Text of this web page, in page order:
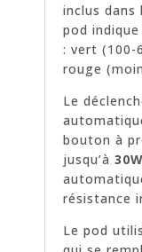
inclus dans
pod
: vert (100-
rouge
Le
bouton à
jusqu’à 30W
résistance
Le pod